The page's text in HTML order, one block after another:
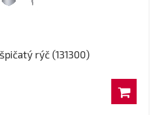
rýč (131300)